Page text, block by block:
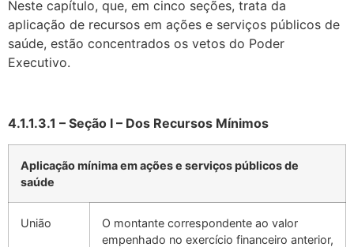
Neste capítulo, que, em cinco seções, trata da
aplicação de recursos em ações e serviços públicos de
saúde, estão concentrados os vetos do Poder
Executivo.
4.1.1.3.1 – Seção I – Dos Recursos Mínimos
Aplicação mínima em ações e serviços públicos de
saúde
União
O montante correspondente ao valor
empenhado no exercício financeiro anterior,